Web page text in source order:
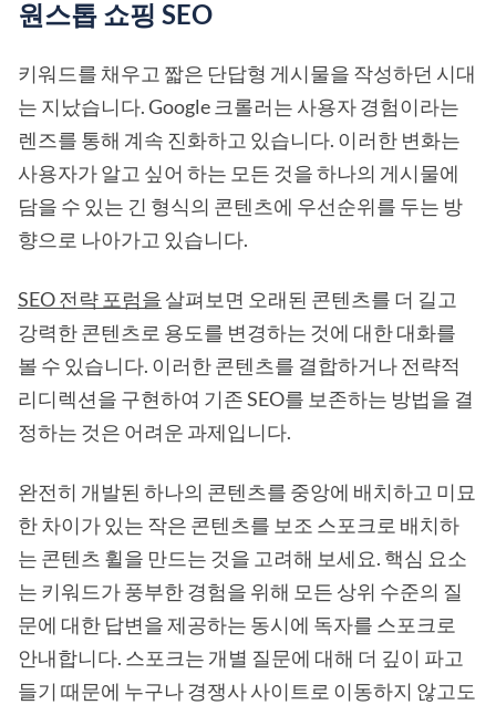
원스톱 쇼핑 SEO
키워드를 채우고 짧은 단답형 게시물을 작성하던 시대
는 지났습니다. Google 크롤러는 사용자 경험이라는
렌즈를 통해 계속 진화하고 있습니다. 이러한 변화는
사용자가 알고 싶어 하는 모든 것을 하나의 게시물에
담을 수 있는 긴 형식의 콘텐츠에 우선순위를 두는 방
향으로 나아가고 있습니다.
SEO 전략 포럼을 살펴보면 오래된 콘텐츠를 더 길고
강력한 콘텐츠로 용도를 변경하는 것에 대한 대화를
볼 수 있습니다. 이러한 콘텐츠를 결합하거나 전략적
리디렉션을 구현하여 기존 SEO를 보존하는 방법을 결
정하는 것은 어려운 과제입니다.
완전히 개발된 하나의 콘텐츠를 중앙에 배치하고 미묘
한 차이가 있는 작은 콘텐츠를 보조 스포크로 배치하
는 콘텐츠 휠을 만드는 것을 고려해 보세요. 핵심 요소
는 키워드가 풍부한 경험을 위해 모든 상위 수준의 질
문에 대한 답변을 제공하는 동시에 독자를 스포크로
안내합니다. 스포크는 개별 질문에 대해 더 깊이 파고
들기 때문에 누구나 경쟁사 사이트로 이동하지 않고도